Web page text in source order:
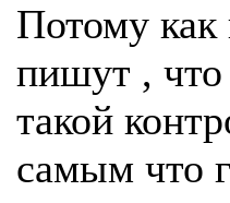
Потому
пишут , что
такой
самым что